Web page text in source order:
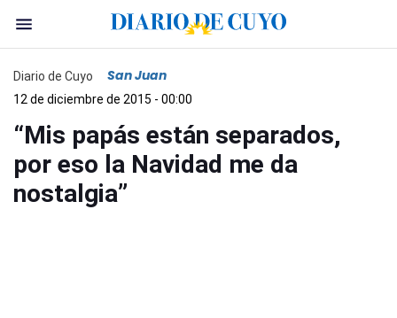
Diario de Cuyo San Juan
12 de diciembre de 2015 - 00:00
“Mis papás están separados,
por eso la Navidad me da
nostalgia”